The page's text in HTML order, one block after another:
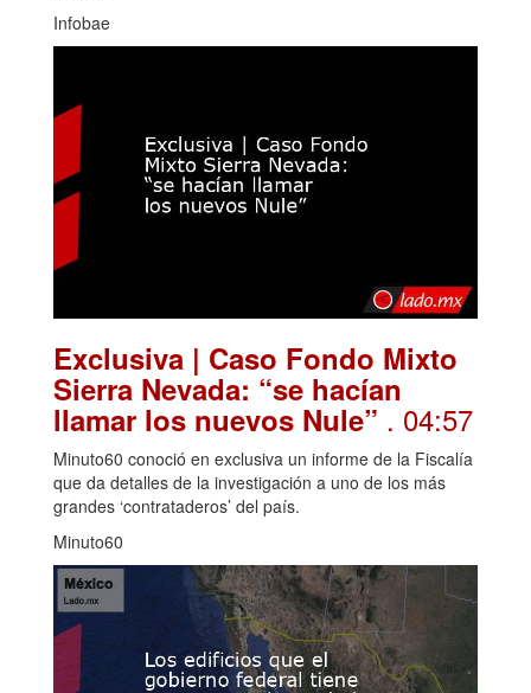
Infobae
Exclusiva | Caso Fondo Mixto
Sierra Nevada: “se hacían
llamar los nuevos Nule” . 04:57
Minuto60 conoció en exclusiva un informe de la Fiscalía
que da detalles de la investigación a uno de los más
grandes ‘contrataderos’ del país.
Minuto60